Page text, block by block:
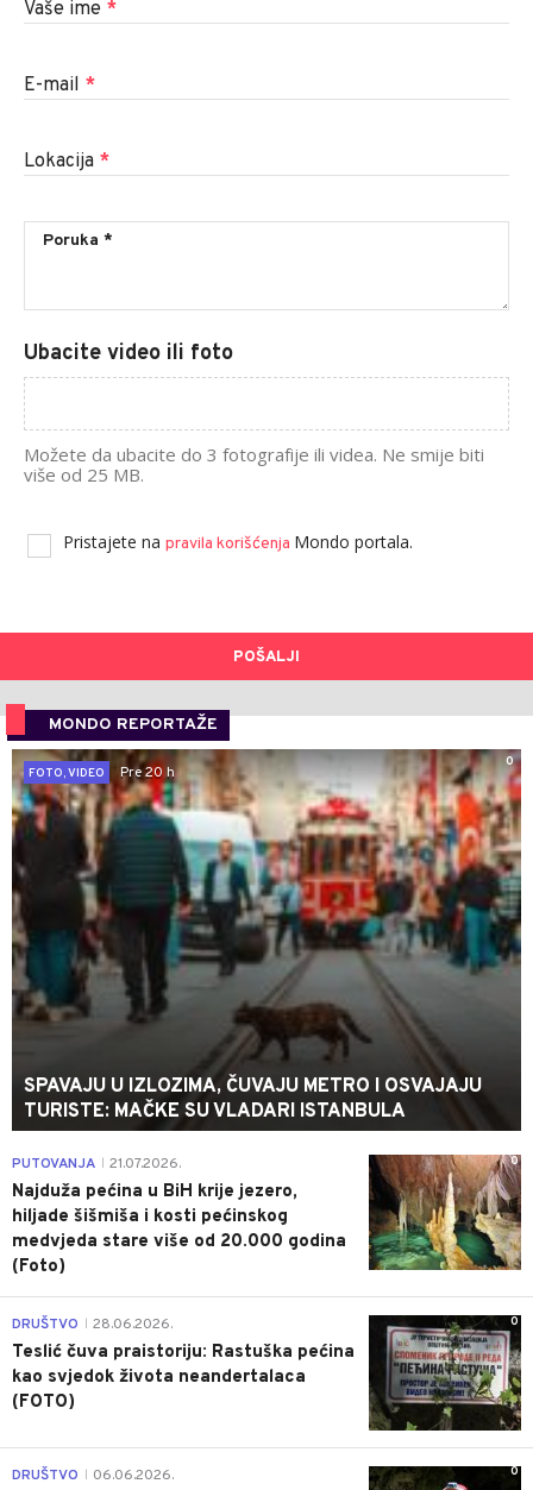
Vaše ime *
E-mail *
Lokacija *
Ubacite video ili foto
Možete da ubacite do 3 fotografije ili videa. Ne smije biti
više od 25 MB.
Pristajete na pravila korišćenja Mondo portala.
POŠALJI
MONDO REPORTAŽE
0
FOTO, VIDEO
Pre 20 h
SPAVAJU U IZLOZIMA, ČUVAJU METRO I OSVAJAJU
TURISTE: MAČKE SU VLADARI ISTANBULA
0
PUTOVANJA 21.07.2026.
Najduža pećina u BiH krije jezero,
hiljade šišmiša i kosti pećinskog
medvjeda stare više od 20.000 godina
(Foto)
0
DRUŠTVO 28.06.2026.
Teslić čuva praistoriju: Rastuška pećina
kao svjedok života neandertalaca
(FOTO)
0
DRUŠTVO 06.06.2026.